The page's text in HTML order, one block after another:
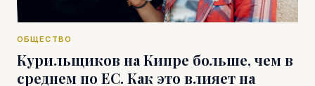
ОБЩЕСТВО
Курильщиков на Кипре больше, чем в
среднем по ЕС. Как это влияет на